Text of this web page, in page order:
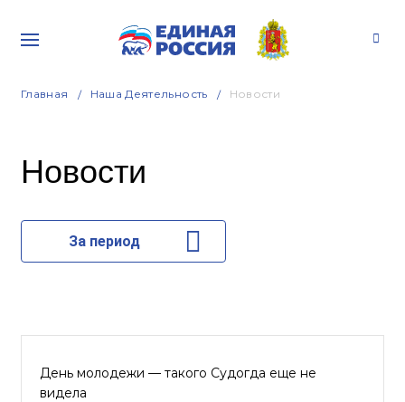
Главная Наша Деятельность Новости
Новости
За период
День молодежи — такого Судогда еще не
видела